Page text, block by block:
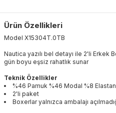
Ürün Özellikleri
Model X15304T.0TB
Nautica yazılı bel detayı ile 2'li Erkek
gün boyu eşsiz rahatlık sunar
Teknik Özellikler
%46 Pamuk %46 Modal %8 Elastan
2'li paket
Boxerlar yalnızca ambalajı